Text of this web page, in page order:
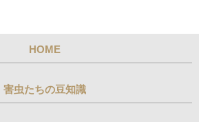
HOME
害虫たちの豆知識